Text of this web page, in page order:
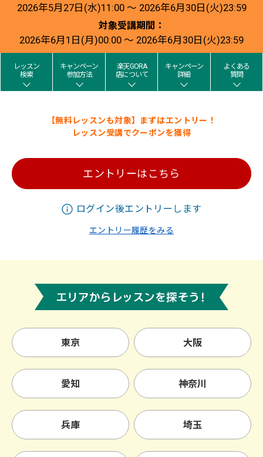
2026年5月27日(水)11:00 ～ 2026年6月30日(火)23:59
対象受講期間：
2026年6月1日(月)00:00 ～ 2026年6月30日(火)23:59
レッスン
検索
キャンペーン
参加方法
楽天GORA
店について
キャンペーン
詳細
よくある
質問
【無料レッスンも対象】まずはエントリー！
レッスン受講でクーポンを獲得
エントリーはこちら
ログイン後エントリーします
エントリー履歴をみる
東京 大阪
愛知 神奈川
兵庫 埼玉